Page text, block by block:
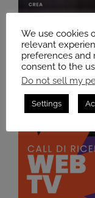
We use cookies
relevant
preferences and
consent to the
Do not sell my
Settings